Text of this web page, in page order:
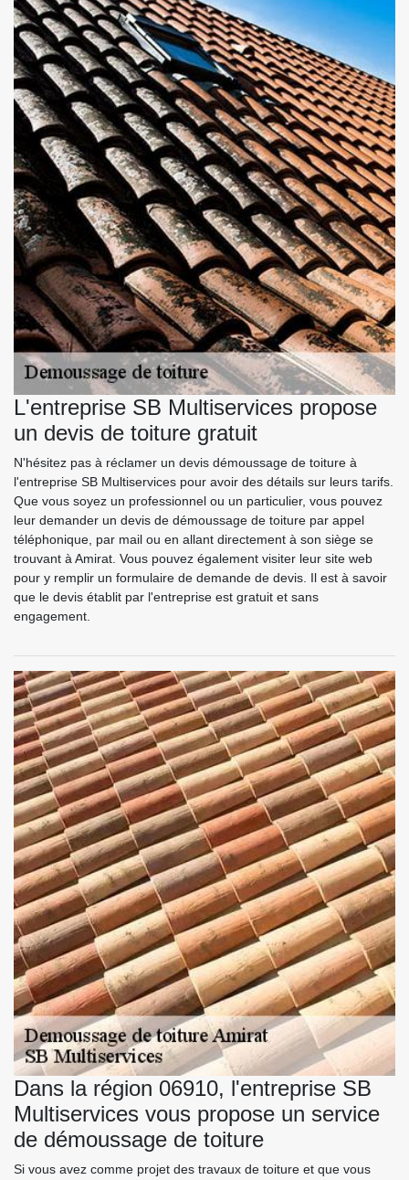
L'entreprise SB Multiservices propose
un devis de toiture gratuit
N'hésitez pas à réclamer un devis démoussage de toiture à
l'entreprise SB Multiservices pour avoir des détails sur leurs tarifs.
Que vous soyez un professionnel ou un particulier, vous pouvez
leur demander un devis de démoussage de toiture par appel
téléphonique, par mail ou en allant directement à son siège se
trouvant à Amirat. Vous pouvez également visiter leur site web
pour y remplir un formulaire de demande de devis. Il est à savoir
que le devis établit par l'entreprise est gratuit et sans
engagement.
Dans la région 06910, l'entreprise SB
Multiservices vous propose un service
de démoussage de toiture
Si vous avez comme projet des travaux de toiture et que vous